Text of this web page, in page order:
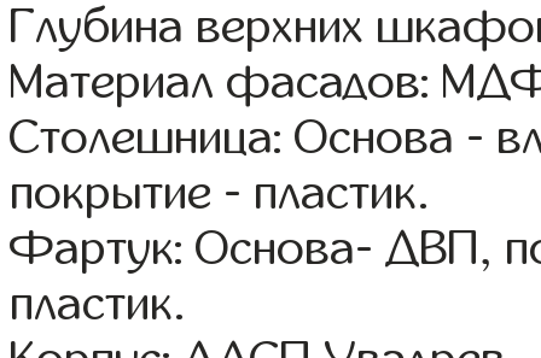
Глубина верхних
Материал фасадов:
Столешница: Основа -
покрытие - пластик.
Фартук: Основа- ДВП,
пластик.